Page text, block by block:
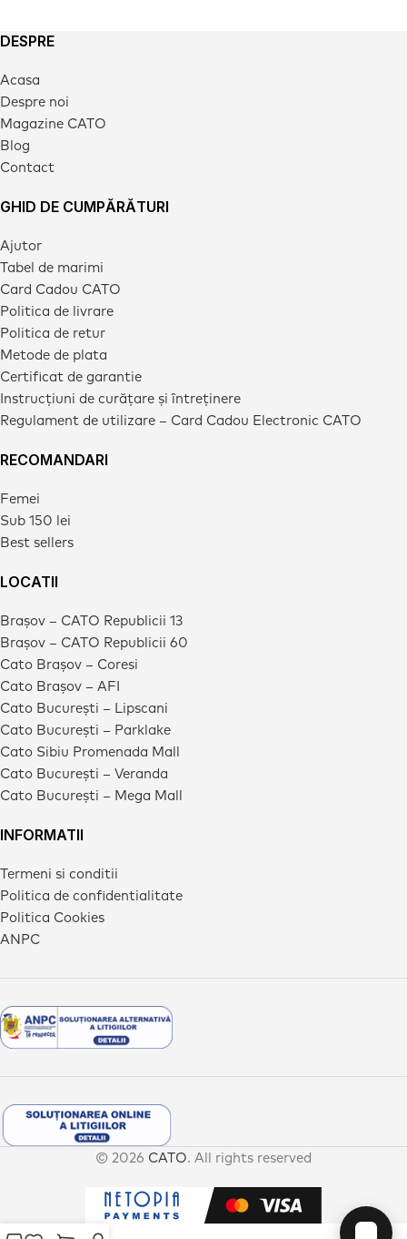
DESPRE
Acasa
Despre noi
Magazine CATO
Blog
Contact
GHID DE CUMPĂRĂTURI
Ajutor
Tabel de marimi
Card Cadou CATO
Politica de livrare
Politica de retur
Metode de plata
Certificat de garantie
Instrucțiuni de curățare și întreținere
Regulament de utilizare – Card Cadou Electronic CATO
RECOMANDARI
Femei
Sub 150 lei
Best sellers
LOCATII
Brașov – CATO Republicii 13
Brașov – CATO Republicii 60
Cato Brașov – Coresi
Cato Brașov – AFI
Cato București – Lipscani
Cato București – Parklake
Cato Sibiu Promenada Mall
Cato București – Veranda
Cato București – Mega Mall
INFORMATII
Termeni si conditii
Politica de confidentialitate
Politica Cookies
ANPC
© 2026 CATO. All rights reserved